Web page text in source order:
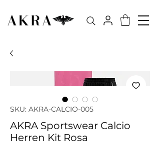
SKU: AKRA-CALCIO-005
AKRA Sportswear Calcio
Herren Kit Rosa